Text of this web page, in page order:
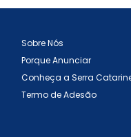
Sobre Nós
Porque Anunciar
Conheça a Serra
Termo de Adesão